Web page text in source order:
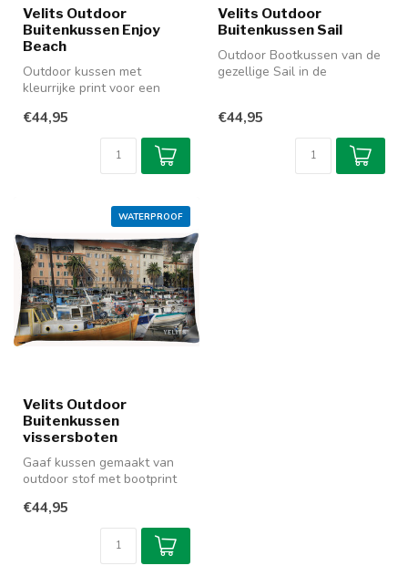
Velits Outdoor
Buitenkussen Enjoy
Beach
Outdoor kussen met
kleurrijke print voor een
een terras...
€44,95
Velits Outdoor
Buitenkussen Sail
Outdoor Bootkussen van de
gezellige Sail in de
€44,95
WATERPROOF
Velits Outdoor
Buitenkussen
vissersboten
Gaaf kussen gemaakt van
outdoor stof met bootprint
...
€44,95